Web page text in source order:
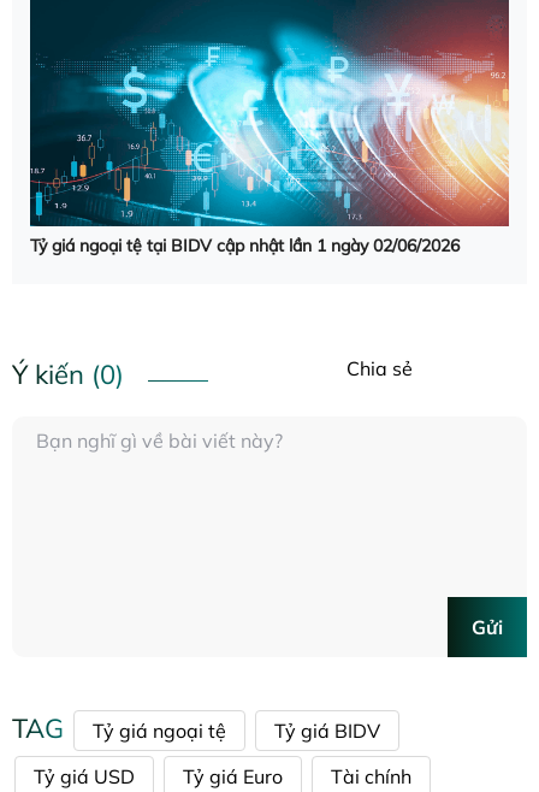
Tỷ giá ngoại tệ tại BIDV cập nhật lần 1 ngày 02/06/2026
Ý kiến (0) Chia sẻ
Gửi
TAG Tỷ giá ngoại tệ
Tỷ giá BIDV
Tỷ giá USD
Tỷ giá Euro
Tài chính